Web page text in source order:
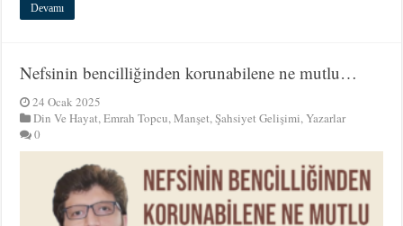
Devamı
Nefsinin bencilliğinden korunabilene ne mutlu…
24 Ocak 2025
Din Ve Hayat,Emrah Topcu,Manşet,Şahsiyet Gelişimi,Yazarlar
0